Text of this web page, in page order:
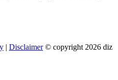
| Disclaimer© copyright 2026 diz